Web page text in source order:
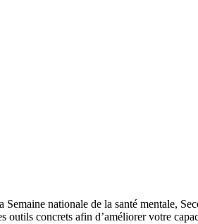
Semaine nationale de la santé mentale,
outils concrets afin d’améliorer votre